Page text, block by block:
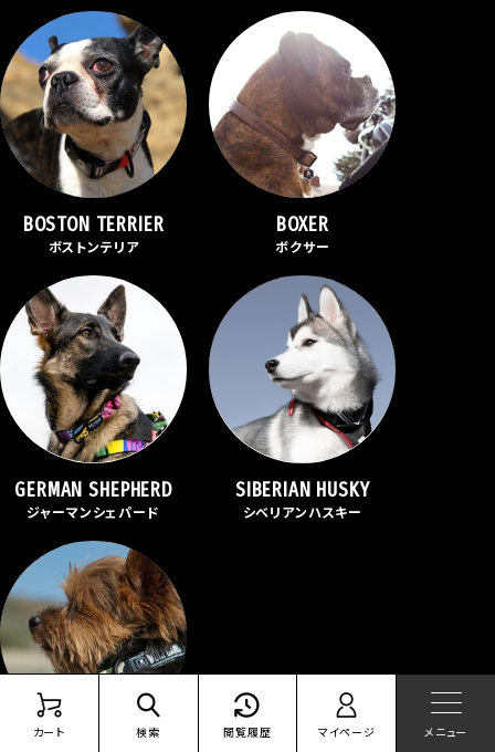
BOSTON TERRIER
ボストンテリア
BOXER
ボクサー
GERMAN SHEPHERD
ジャーマンシェパード
SIBERIAN HUSKY
シベリアンハスキー